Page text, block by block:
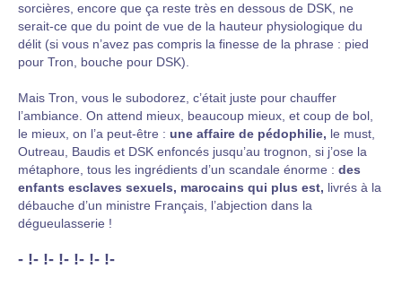
sorcières, encore que ça reste très en dessous de DSK, ne
serait-ce que du point de vue de la hauteur physiologique du
délit (si vous n’avez pas compris la finesse de la phrase : pied
pour Tron, bouche pour DSK).
Mais Tron, vous le subodorez, c’était juste pour chauffer
l’ambiance. On attend mieux, beaucoup mieux, et coup de bol,
le mieux, on l’a peut-être : une affaire de pédophilie, le must,
Outreau, Baudis et DSK enfoncés jusqu’au trognon, si j’ose la
métaphore, tous les ingrédients d’un scandale énorme : des
enfants esclaves sexuels, marocains qui plus est, livrés à la
débauche d’un ministre Français, l’abjection dans la
dégueulasserie !
- !- !- !- !- !- !-